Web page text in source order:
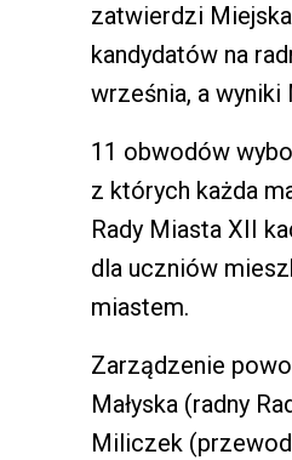
zatwierdzi
kandydatów na
września, a wyniki
11 obwodów
z których każda
Rady Miasta XII
dla uczniów
miastem.
Zarządzenie
Małyska (radny
Miliczek